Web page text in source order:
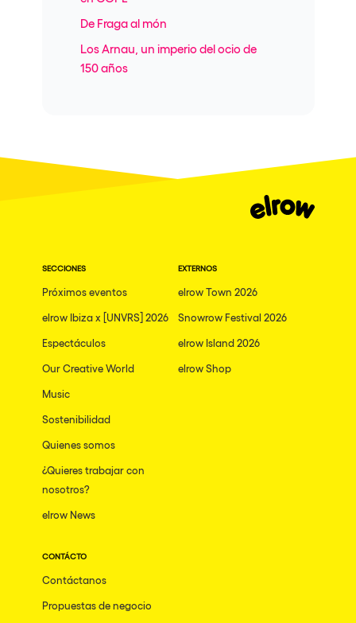
De Fraga al món
Los Arnau, un imperio del ocio de
150 años
SECCIONES
Próximos eventos
elrow Ibiza x [UNVRS] 2026
Espectáculos
Our Creative World
Music
Sostenibilidad
Quienes somos
¿Quieres trabajar con
nosotros?
elrow News
EXTERNOS
elrow Town 2026
Snowrow Festival 2026
elrow Island 2026
elrow Shop
CONTÁCTO
Contáctanos
Propuestas de negocio